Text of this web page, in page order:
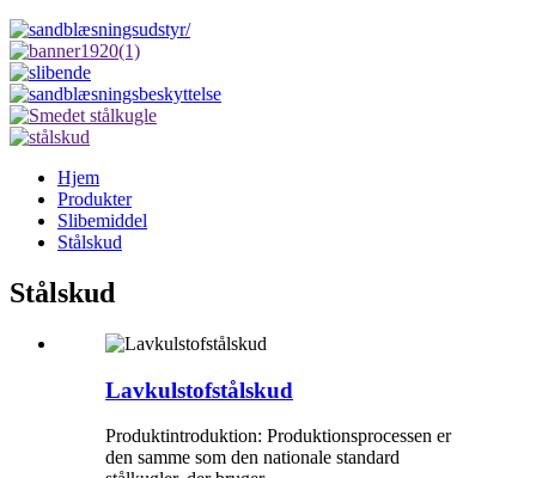
Hjem
Produkter
Slibemiddel
Stålskud
Stålskud
Lavkulstofstålskud
Produktintroduktion: Produktionsprocessen er
den samme som den nationale standard